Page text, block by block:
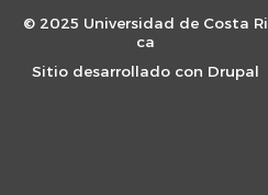
© 2025 Universidad de Costa Ri
ca
Sitio desarrollado con Drupal